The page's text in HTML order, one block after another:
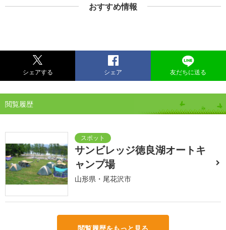
おすすめ情報
シェアする シェア 友だちに送る
閲覧履歴
サンビレッジ徳良湖オートキ
ャンプ場
山形県・尾花沢市